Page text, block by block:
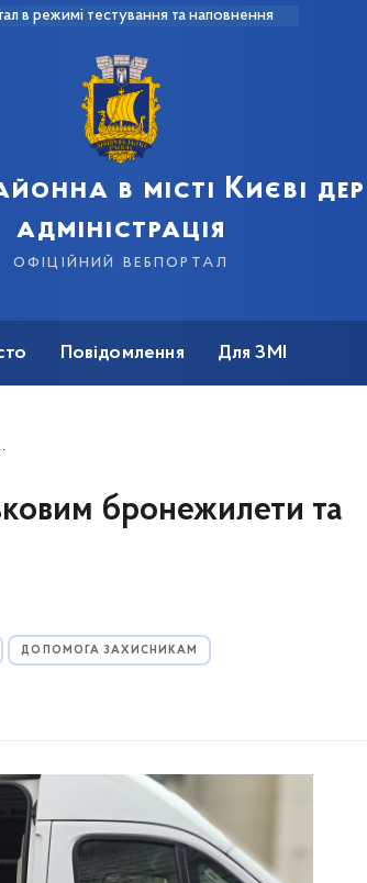
в режимі тестування та наповнення
в місті Києві
адміністрація
офіційний вебпортал
Повідомлення Для ЗМІ
бронежилети та
ДОПОМОГА ЗАХИСНИКАМ